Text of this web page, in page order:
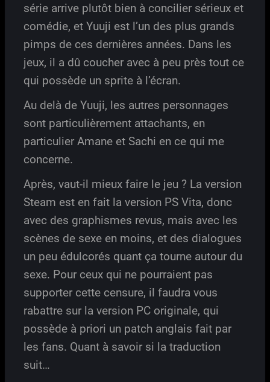
série arrive plutôt bien à concilier sérieux et
comédie, et Yuuji est l’un des plus grands
pimps de ces dernières années. Dans les
jeux, il a dû coucher avec à peu près tout ce
qui possède un sprite à l’écran.
Au delà de Yuuji, les autres personnages
sont particulièrement attachants, en
particulier Amane et Sachi en ce qui me
concerne.
Après, vaut-il mieux faire le jeu ? La version
Steam est en fait la version PS Vita, donc
avec des graphismes revus, mais avec les
scènes de sexe en moins, et des dialogues
un peu édulcorés quant ça tourne autour du
sexe. Pour ceux qui ne pourraient pas
supporter cette censure, il faudra vous
rabattre sur la version PC originale, qui
possède à priori un patch anglais fait par
les fans. Quant à savoir si la traduction
suit…